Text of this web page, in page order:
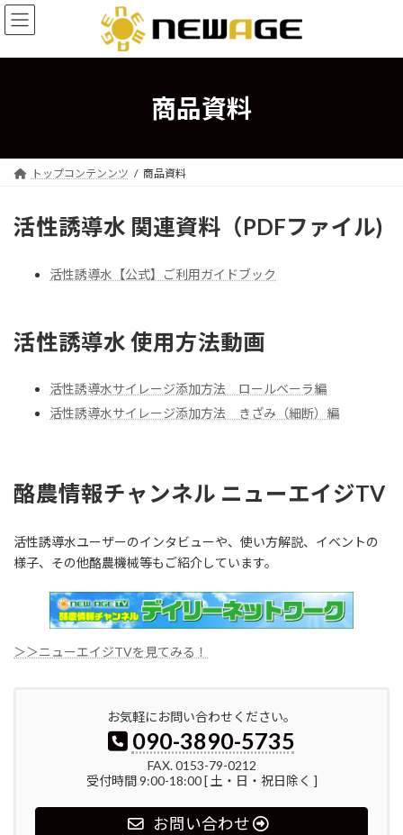
コ
ン
ン
ナ
ビ
ー
商品資料
トップコンテンンツ 商品資料
活性誘導水 関連資料（PDFファイル)
活性誘導水【公式】ご利用ガイドブック
活性誘導水 使用方法動画
活性誘導水サイレージ添加方法 ロールベーラ編
活性誘導水サイレージ添加方法 きざみ（細断）編
酪農情報チャンネル ニューエイジTV
活性誘導水ユーザーのインタビューや、使い方解説、イベントの
様子、その他酪農機械等もご紹介しています。
＞＞ニューエイジTVを見てみる！
お気軽にお問い合わせください。
090-3890-5735
FAX. 0153-79-0212
受付時間 9:00-18:00 [ 土・日・祝日除く ]
お問い合わせ